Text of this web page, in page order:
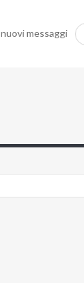
nuovi messaggi